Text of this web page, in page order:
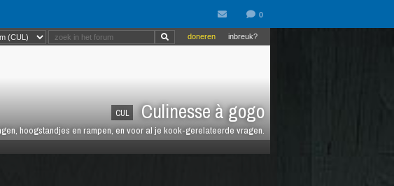
CUL Culinesse à gogo
hoogstandjes en rampen, en voor al je kook-gerelateerde vragen.
inbreuk?
doneren